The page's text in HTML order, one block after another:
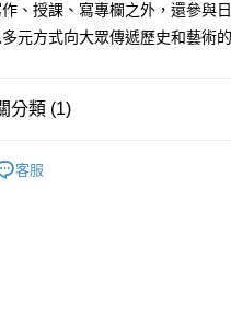
作、授課、寫專欄之外，還參與
元方式向大眾傳遞歷史和藝術的
分類 (1)
客服